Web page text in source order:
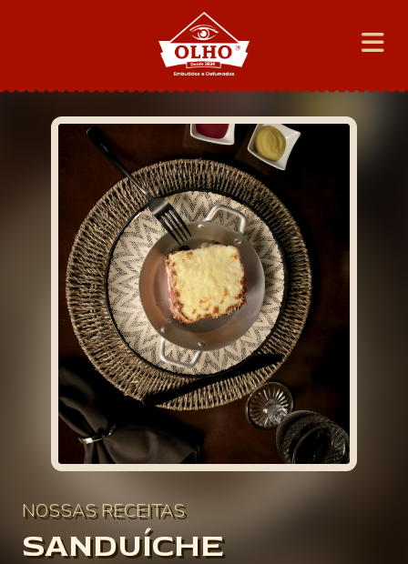
NOSSAS RECEITAS
SANDUÍCHE